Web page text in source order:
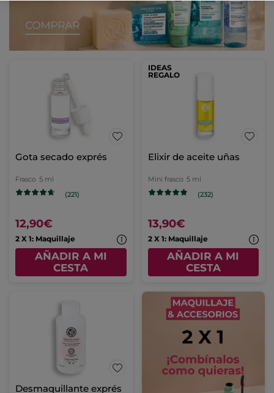
Gota secado exprés
Frasco 5 ml
(221)
12,90€
2 X 1: Maquillaje
AÑADIR A MI
CESTA
IDEAS
REGALO
Elixir de aceite uñas
Mini frasco 5 ml
(232)
13,90€
2 X 1: Maquillaje
AÑADIR A MI
CESTA
Desmaquillante exprés